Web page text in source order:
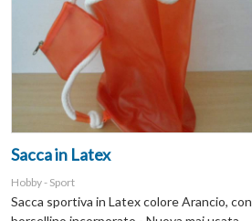
Sacca in Latex
Hobby - Sport
Sacca sportiva in Latex colore Arancio, con